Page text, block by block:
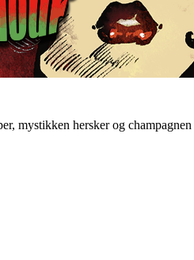
mystikken hersker og